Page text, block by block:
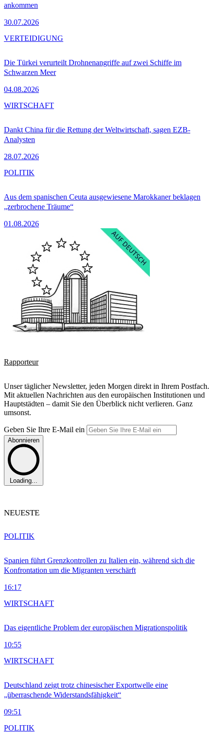
ankommen
30.07.2026
Die Türkei verurteilt Drohnenangriffe auf zwei Schiffe im
Schwarzen Meer
04.08.2026
VERTEIDIGUNG
Dankt China für die Rettung der Weltwirtschaft, sagen EZB-
Analysten
28.07.2026
WIRTSCHAFT
Aus dem spanischen Ceuta ausgewiesene Marokkaner beklagen
„zerbrochene Träume“
01.08.2026
POLITIK
Rapporteur
Unser täglicher Newsletter, jeden Morgen direkt in Ihrem Postfach.
Mit aktuellen Nachrichten aus den europäischen Institutionen und
Hauptstädten – damit Sie den Überblick nicht verlieren. Ganz
umsonst.
Geben Sie Ihre E-Mail ein
Abonnieren
Loading...
NEUESTE
Spanien führt Grenzkontrollen zu Italien ein, während sich die
Konfrontation um die Migranten verschärft
16:17
POLITIK
Das eigentliche Problem der europäischen Migrationspolitik
10:55
WIRTSCHAFT
Deutschland zeigt trotz chinesischer Exportwelle eine
„überraschende Widerstandsfähigkeit“
09:51
WIRTSCHAFT
POLITIK